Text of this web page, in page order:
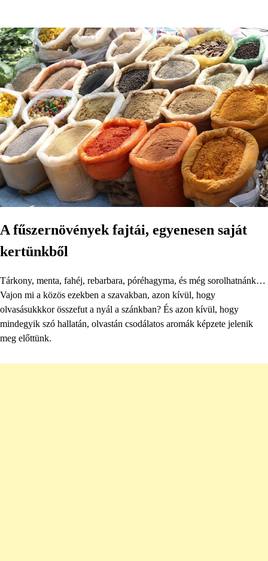
A fűszernövények fajtái, egyenesen saját
kertünkből
Tárkony, menta, fahéj, rebarbara, póréhagyma, és még sorolhatnánk…
Vajon mi a közös ezekben a szavakban, azon kívül, hogy
olvasásukkkor összefut a nyál a szánkban? És azon kívül, hogy
mindegyik szó hallatán, olvastán csodálatos aromák képzete jelenik
meg előttünk.